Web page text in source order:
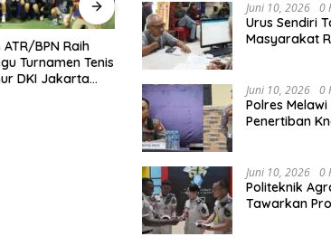
BPN Raih
Turnamen Tenis
DKI Jakarta
Melawi Naik ke Peringkat 10
Sementara MTQ XXXIV Kalbar
Terbuka
Agraria/
Ruang
Juni 10, 2026 0
Urus Sendiri
Masyarakat
Juni 10, 2026 0
Polres
Penertiban
Juni 10, 2026 0
Politeknik
Tawarkan